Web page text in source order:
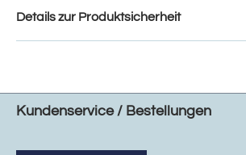
Details zur Produktsicherheit
Kundenservice / Bestellungen